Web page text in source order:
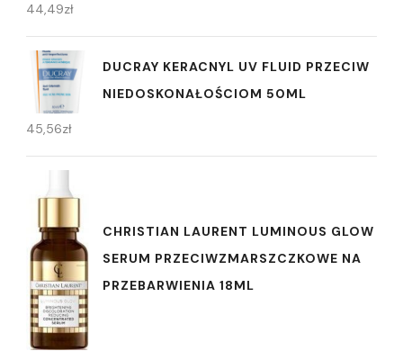
44,49zł
DUCRAY KERACNYL UV FLUID PRZECIW
NIEDOSKONAŁOŚCIOM 50ML
45,56zł
CHRISTIAN LAURENT LUMINOUS GLOW
SERUM PRZECIWZMARSZCZKOWE NA
PRZEBARWIENIA 18ML